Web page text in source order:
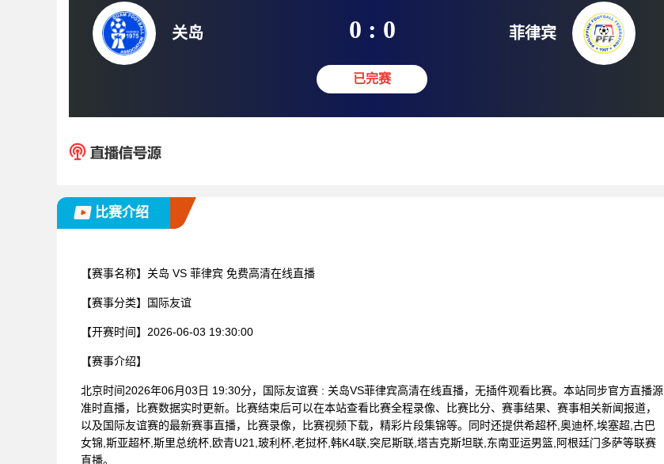
关岛 0 : 0
已完赛
菲律宾
比赛介绍
【赛事名称】 关岛 VS 菲律宾 免费高清在线直播
【赛事分类】 国际友谊
【开赛时间】 2026-06-03 19:30:00
【赛事介绍】
北京时间2026年06月03日 19:30分，国际友谊赛 : 关岛VS菲律宾高清在线直播，无插件观看比赛。本站同步官方直播源
准时直播，比赛数据实时更新。比赛结束后可以在本站查看比赛全程录像、比赛比分、赛事结果、赛事相关新闻报道，
以及国际友谊赛的最新赛事直播，比赛录像，比赛视频下载，精彩片段集锦等。同时还提供希超杯,奥迪杯,埃塞超,古巴
女锦,斯亚超杯,斯里总统杯,欧青U21,玻利杯,老挝杯,韩K4联,突尼斯联,塔吉克斯坦联,东南亚运男篮,阿根廷门多萨等联赛
直播。